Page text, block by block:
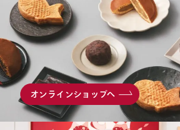
オンラインショップへ